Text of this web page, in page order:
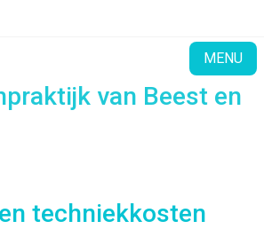
MENU
van Beest en
techniekkosten